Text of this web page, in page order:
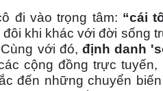
đi vào trọng tâm: “cái
đôi khi khác với đời sống
với đó, định danh
cộng đồng trực
đến những chuyển